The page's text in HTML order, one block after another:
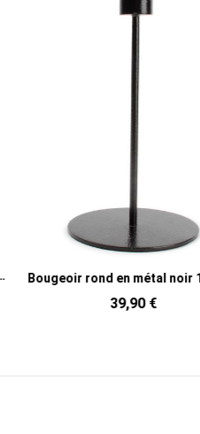
16,5 x 7 x 20,5 cm Kissia
39,90 €